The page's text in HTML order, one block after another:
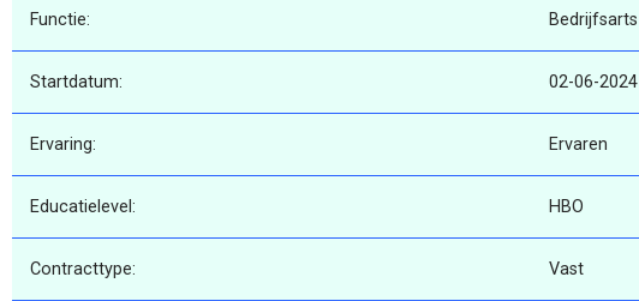
Functie: Bedrijfsarts
Startdatum: 02-06-2024
Ervaring: Ervaren
Educatielevel: HBO
Contracttype: Vast